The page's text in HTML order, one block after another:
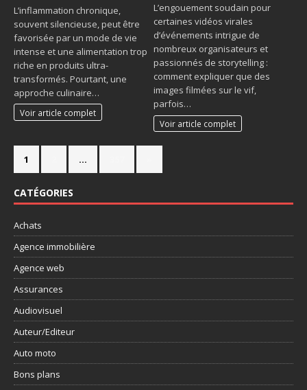
L’inflammation chronique,
souvent silencieuse, peut être
favorisée par un mode de vie
intense et une alimentation trop
riche en produits ultra-
transformés. Pourtant, une
approche culinaire…
Voir article complet
L’engouement soudain pour
certaines vidéos virales
d’événements intrigue de
nombreux organisateurs et
passionnés de storytelling :
comment expliquer que des
images filmées sur le vif,
parfois…
Voir article complet
1 …
CATÉGORIES
Achats
Agence immobilière
Agence web
Assurances
Audiovisuel
Auteur/Editeur
Auto moto
Bons plans